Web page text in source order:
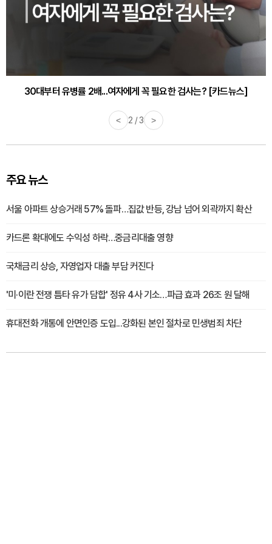
30대부터 유병률 2배...여자에게 꼭 필요한 검사는? [카드뉴스]
< 2 / 3 >
주요 뉴스
서울 아파트 상승거래 57% 돌파…집값 반등, 강남 넘어 외곽까지 확산
카드론 확대에도 수익성 하락…중금리대출 영향
국채금리 상승, 자영업자 대출 부담 커진다
'미·이란 전쟁 틈타 유가 담합' 정유 4사 기소…파급 효과 26조 원 달해
휴대전화 개통에 안면인증 도입...강화된 본인 절차로 민생범죄 차단